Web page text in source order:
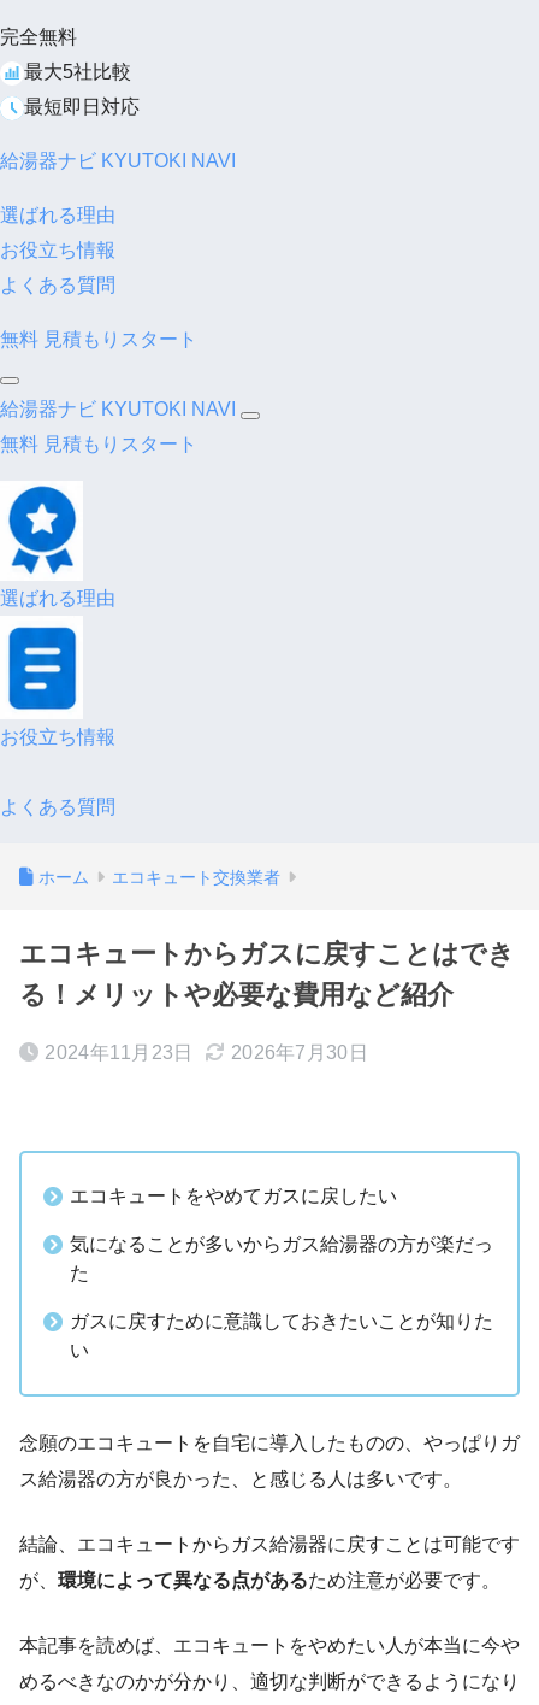
完全無料
最大5社比較
最短即日対応
給湯器ナビ KYUTOKI NAVI
選ばれる理由
お役立ち情報
よくある質問
無料 見積もりスタート
給湯器ナビ KYUTOKI NAVI
無料 見積もりスタート
選ばれる理由
お役立ち情報
よくある質問
ホーム エコキュート交換業者
エコキュートからガスに戻すことはでき
る！メリットや必要な費用など紹介
2024年11月23日 2026年7月30日
エコキュートをやめてガスに戻したい
気になることが多いからガス給湯器の方が楽だっ
た
ガスに戻すために意識しておきたいことが知りた
い
念願のエコキュートを自宅に導入したものの、やっぱりガ
ス給湯器の方が良かった、と感じる人は多いです。
結論、エコキュートからガス給湯器に戻すことは可能です
が、 環境によって異なる点があるため注意が必要です。
本記事を読めば、エコキュートをやめたい人が本当に今や
めるべきなのかが分かり、適切な判断ができるようになり